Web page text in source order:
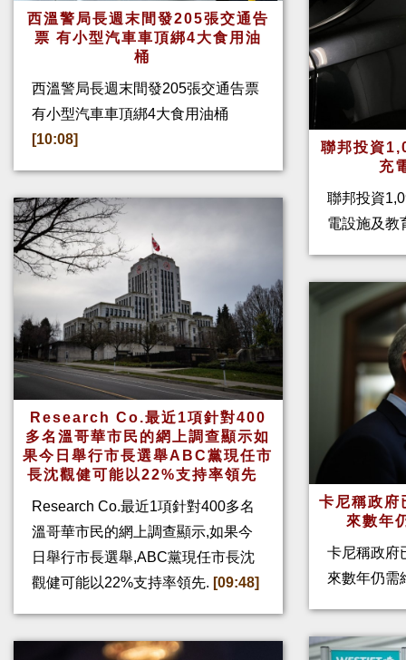
西溫警局長週末間發205張交通告
票 有小型汽車車頂綁4大食用油
桶
西溫警局長週末間發205張交通告票
有小型汽車車頂綁4大食用油桶
[10:08]
Research Co.最近1項針對400
多名溫哥華市民的網上調查顯示如
果今日舉行市長選舉ABC黨現任市
長沈觀健可能以22%支持率領先
Research Co.最近1項針對400多名
溫哥華市民的網上調查顯示,如果今
日舉行市長選舉,ABC黨現任市長沈
觀健可能以22%支持率領先. [09:48]
聯邦投資
充
聯邦投資
電設施及教
卡尼稱政府
來數年
卡尼稱政府
來數年仍需